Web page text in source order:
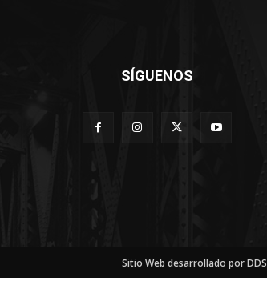
SÍGUENOS
Sitio Web desarrollado por DDS